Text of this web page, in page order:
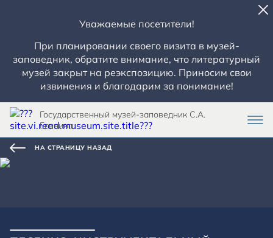
Уважаемые посетители!
При планировании своего визита в музей-
заповедник, обратите внимание, что литературный
музей закрыт на реэкспозицию. Приносим свои
извинения и благодарим за понимание!
Государственный музей-заповедник С.А.
Есенина
НА СТРАНИЦУ НАЗАД